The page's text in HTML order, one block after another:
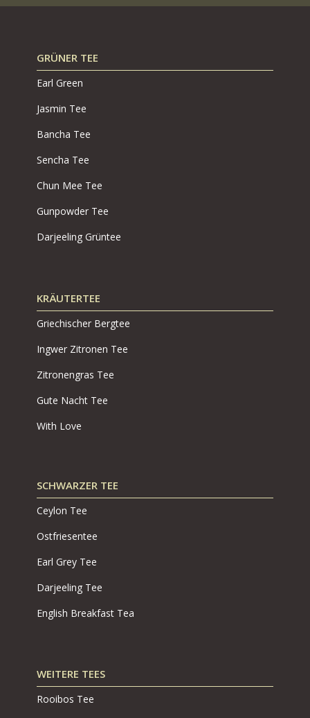
GRÜNER TEE
Earl Green
Jasmin Tee
Bancha Tee
Sencha Tee
Chun Mee Tee
Gunpowder Tee
Darjeeling Grüntee
KRÄUTERTEE
Griechischer Bergtee
Ingwer Zitronen Tee
Zitronengras Tee
Gute Nacht Tee
With Love
SCHWARZER TEE
Ceylon Tee
Ostfriesentee
Earl Grey Tee
Darjeeling Tee
English Breakfast Tea
WEITERE TEES
Rooibos Tee